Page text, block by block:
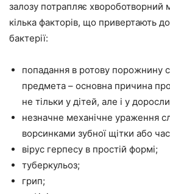
залозу потрапляє хвороботворний
кілька факторів, що привертають
бактерії:
попадання в ротову порожнину
предмета – основна причина
не тільки у дітей, але і у
незначне механічне ураження
ворсинками зубної щітки або
вірус герпесу в простій формі;
туберкульоз;
грип;